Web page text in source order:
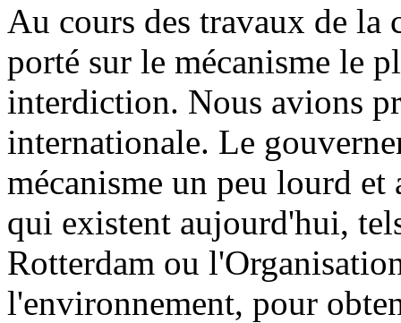
Au cours des travaux de la
porté sur le mécanisme le
interdiction. Nous avions
internationale. Le
mécanisme un peu lourd
qui existent aujourd'hui,
Rotterdam ou
l'environnement, pour